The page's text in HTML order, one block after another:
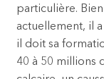
particulière. Bien
actuellement, il
il doit sa
40 à 50 millions